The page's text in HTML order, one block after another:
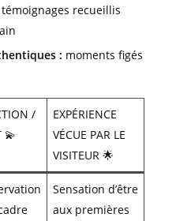
témoignages recueillis
: moments figés
/
💫
EXPÉRIENCE
VÉCUE PAR LE
VISITEUR 🌟
Sensation d’être
aux premières